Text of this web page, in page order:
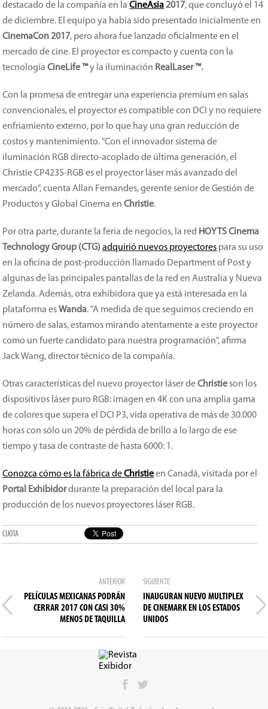
destacado de la compañía en laCineAsia 2017, que concluyó el 14
de diciembre. El equipo ya había sido presentado inicialmente en
CinemaCon 2017, pero ahora fue lanzado oficialmente en el
mercado de cine. El proyector es compacto y cuenta con la
tecnologíaCineLife ™y la iluminación RealLaser ™.
Con la promesa de entregar una experiencia premium en salas
convencionales, el proyector es compatible con DCI y no requiere
enfriamiento externo, por lo que hay una gran reducción de
costos y mantenimiento. "Con el innovador sistema de
iluminación RGB directo-acoplado de última generación, el
Christie CP4235-RGB es el proyector láser más avanzado del
mercado", cuenta Allan Fernandes, gerente senior de Gestión de
Productos y Global Cinema enChristie.
Por otra parte, durante la feria de negocios, la red HOYTS Cinema
Technology Group (CTG) adquirió nuevos proyectores para su uso
en la oficina de post-producción llamado Department of Post y
algunas de las principales pantallas de la red en Australia y Nueva
Zelanda. Además, otra exhibidora que ya está interesada en la
plataforma esWanda. "A medida de que seguimos creciendo en
número de salas, estamos mirando atentamente a este proyector
como un fuerte candidato para nuestra programación", afirma
Jack Wang, director técnico de la compañía.
Otras características del nuevo proyector láser deChristieson los
dispositivos láser puro RGB: imagen en 4K con una amplia gama
de colores que supera el DCI P3, vida operativa de más de 30.000
horas con sólo un 20% de pérdida de brillo a lo largo de ese
tiempo y tasa de contraste de hasta 6000: 1.
Conozca cómo es la fábrica deChristieen Canadá, visitada por el
Portal Exhibidordurante la preparación del local para la
producción de los nuevos proyectores láser RGB.
CUOTA
ANTERIOR
PELÍCULAS MEXICANAS PODRÁN
CERRAR 2017 CON CASI 30%
MENOS DE TAQUILLA
SIGUIENTE
INAUGURAN NUEVO MULTIPLEX
DE CINEMARK EN LOS ESTADOS
UNIDOS